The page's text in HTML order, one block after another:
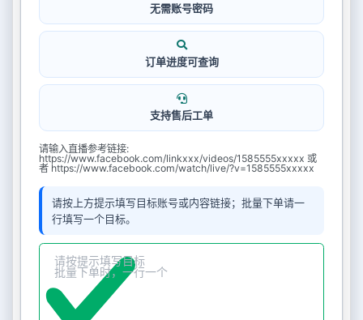
无需账号密码
订单进度可查询
支持售后工单
请输入直播参考链接:
https://www.facebook.com/linkxxx/videos/1585555xxxxx 或
者 https://www.facebook.com/watch/live/?v=1585555xxxxx
请按上方提示填写目标账号或内容链接；批量下单请一
行填写一个目标。